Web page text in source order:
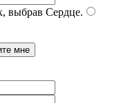
выбрав Сердце.